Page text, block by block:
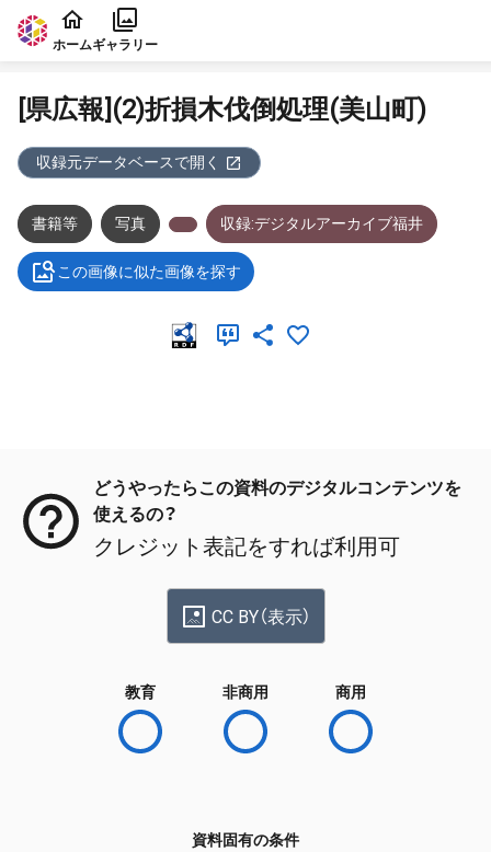
本文に飛ぶ
ホームギャラリー
[県広報](2)折損木伐倒処理(美山町)
収録元データベースで開く
書籍等 写真 収録:デジタルアーカイブ福井
この画像に似た画像を探す
どうやったらこの資料のデジタルコンテンツを
使えるの？
クレジット表記をすれば利用可
CC BY（表示）
教育 非商用 商用
資料固有の条件